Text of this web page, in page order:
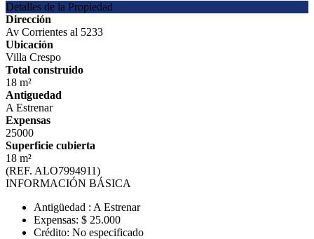
Detalles de la Propiedad
Dirección
Av Corrientes al 5233
Ubicación
Villa Crespo
Total construido
18 m²
Antiguedad
A Estrenar
Expensas
25000
Superficie cubierta
18 m²
(REF. ALO7994911)
INFORMACIÓN BÁSICA
Antigüedad : A Estrenar
Expensas: $ 25.000
Crédito: No especificado